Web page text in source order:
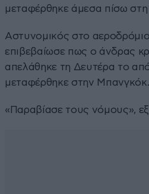
μεταφέρθηκε άμεσα πίσω
Αστυνομικός στο
επιβεβαίωσε πως ο άνδρας
απελάθηκε τη Δευτέρα το
μεταφέρθηκε στην Μπανγκόκ.
«Παραβίασε τους νόμους»,